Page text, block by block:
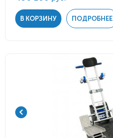
В КОРЗИНУ ПОДРОБНЕЕ